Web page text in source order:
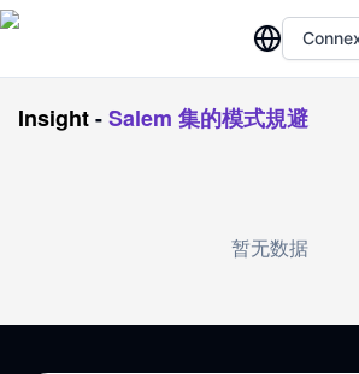
Insight-Salem 集的模式規避
暂无数据